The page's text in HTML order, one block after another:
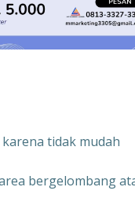
tidak mudah
bergelombang